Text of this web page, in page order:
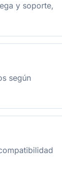
y soporte,
según